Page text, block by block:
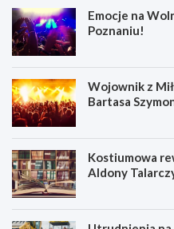
Emocje na
Poznaniu!
Wojownik z
Bartasa
Kostiumowa
Aldony